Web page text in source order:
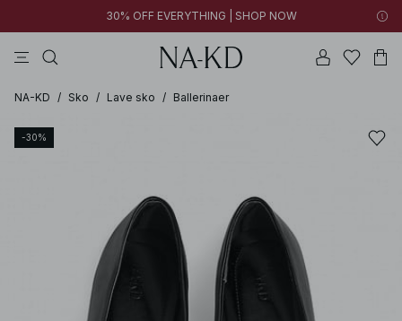
30% OFF EVERYTHING | SHOP NOW
NA-KD / Sko / Lave sko / Ballerinaer
-30%